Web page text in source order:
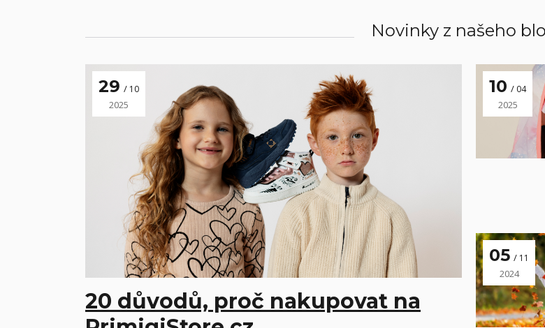
Novinky z našeho
29 10
2025
20 důvodů, proč nakupovat na
10 04
2025
05 11
2024